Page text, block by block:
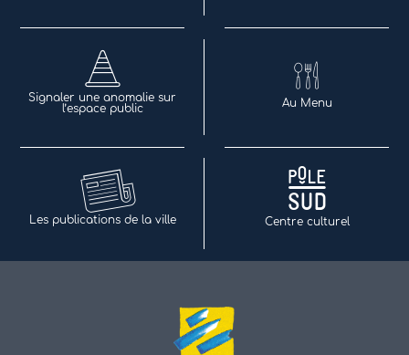
Signaler une anomalie sur
l’espace public
Au Menu
Les publications de la ville Centre culturel